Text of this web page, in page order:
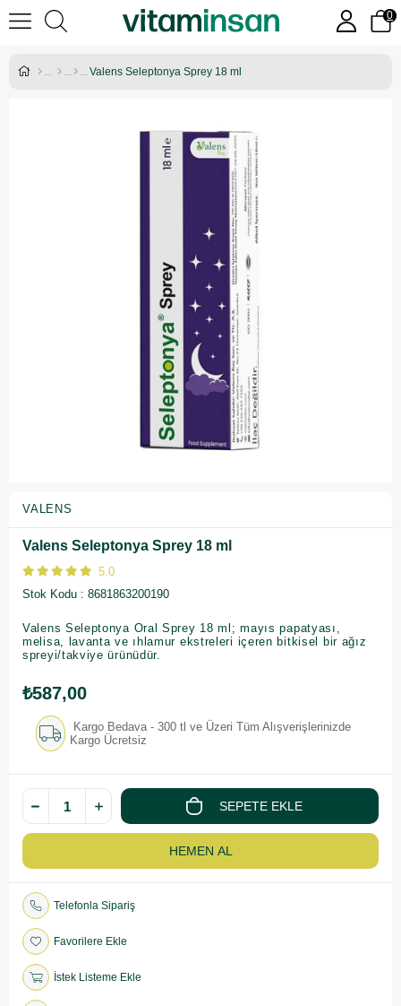
0
Valens Seleptonya Sprey 18 ml
VALENS
Valens Seleptonya Sprey 18 ml
5.0
Stok Kodu
8681863200190
Valens Seleptonya Oral Sprey 18 ml; mayıs papatyası,
melisa, lavanta ve ıhlamur ekstreleri içeren bitkisel bir ağız
spreyi/takviye ürünüdür.
₺587,00
Kargo Bedava - 300 tl ve Üzeri Tüm Alışverişlerinizde
Kargo Ücretsiz
Telefonla Sipariş
Favorilere Ekle
İstek Listeme Ekle